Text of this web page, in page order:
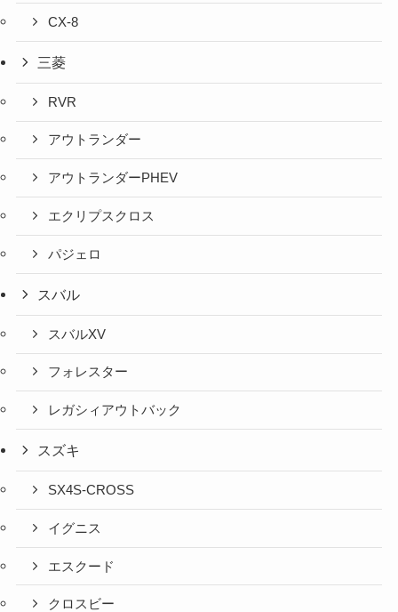
CX-8
三菱
RVR
アウトランダー
アウトランダーPHEV
エクリプスクロス
パジェロ
スバル
スバルXV
フォレスター
レガシィアウトバック
スズキ
SX4S-CROSS
イグニス
エスクード
クロスビー